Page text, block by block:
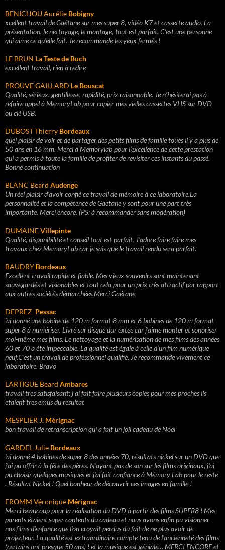
BENICHOU Aurélie Bobigny
xcellent travail de Gaétane sur mes super 8, vidéo K7 et cassette audio. La
présentation, le nettoyage, le montage, tout est parfait. C’est une personne
qui aime ce qu’elle fait. Je recommande les yeux fermés !
LE BRUN La Teste de Buch
excellent travail, rien à redire
PROUVE GAILLARD Le Bouscat
Qualité, sérieux, gentillesse, rapidité, prix raisonnable. Je n’hésiterai pas à
refaire appel à MemoryLab pour copier mes vielles cassettes VHS sur DVD
ou clé USB.
DUBOST Thierry Bordeaux
quel plaisir de voir et de partager des petits films de famille toués il y a plus de
50 ans en 16 mm. Merci à Memorylab pour l’excellence de cette prestation
qui a permis à toute la famille de profiter de revisiter ces instants du passé.
Bonne continuation
BLANC Beard Audenge
Un réel plaisir d’avoir confié ce travail de mémoire à ce laboratoire.La
personnalité et la compétence de Gaëtane y sont pour une part très
importante. Merci encore. (PS: à recommander sans modération)
DUMAINEVillepinte
Qualité, disponibilité et conseil tout est parfait. J’adore faire faire mes
travaux chez MemoryLab car je sais que le travail rendu sera parfait.
BAUDRY Bordeaux
Excellent travail rapide et fiable. Mes vieux souvenirs sont maintenant
sauvegardés et visionables et tout cela pour un prix très attractif par rapport
aux autres sociétés démarchées.Merci Gaétane
DEPREZ Pessac
’ai donné une bobine de 120 m format 8 mm et 6 bobines de 120 m format
super 8 à numériser. Livré sur disque dur extee car j’aime monter et sonoriser
moi-même mes films. Le nettoyage et la numérisation de mes films des années
60 et 70 a été impeccable. La qualité est égale à celle d’un film numérique
neuf.C’est un travail de professionnel qualifié. Je recommande vivement ce
laboratoire. Bravo
LARTIGUE Beard Ambares
travail tres satisfaisant; j ai fait faire plusieurs copies pour mes proches ils
etaient tres emus du resultat
MESPLIER J. Mérignac
bon travail de retranscription qui a fait un joli cadeau de Noël
GARDEL Julie Bordeaux
'ai donné 4 bobines de super 8 des années 70, résultats nickel sur un DVD que
j'ai pu offrir à la fête des pères. N'ayant pas de son sur les films originaux, j'ai
pu choisir quelques musiques et j'ai fait confiance à Mémory Lab pour le reste
. Résultat Nickel ! Quel bonheur de découvrir ces images en famille !
FROMM Véronique Mérignac
Merci beaucoup pour la réalisation du DVD à partir des films SUPER8 ! Mes
parents étaient super contents du cadeau et nous avons enfin pu visionner
nos films d'enfance que l'on croyait perdus du fait de ne plus avoir de
projecteur. La qualité est extraordinaire compte tenu de l'ancienneté des films
(certains ont presque 50 ans) ! et la musique est géniale… MERCI ENCORE et